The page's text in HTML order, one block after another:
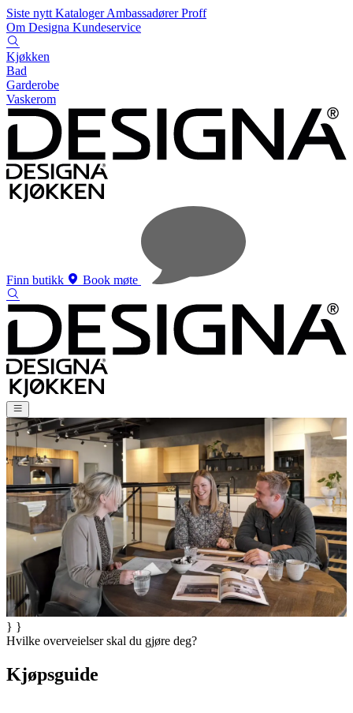
Siste nytt KatalogerAmbassadørerProff
Om Designa Kundeservice
Kjøkken
Bad
Garderobe
Vaskerom
Finn butikk Book møte
} }
Hvilke overveielser skal du gjøre deg?
Kjøpsguide